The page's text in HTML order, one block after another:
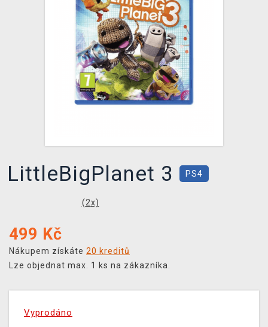
TCG & BOARDGAME HUB
VÝKUP HER (BAZAR)
LittleBigPlanet 3 PS4
(2x)
499 Kč
Nákupem získáte 20 kreditů
Lze objednat max. 1 ks na zákazníka.
Vyprodáno